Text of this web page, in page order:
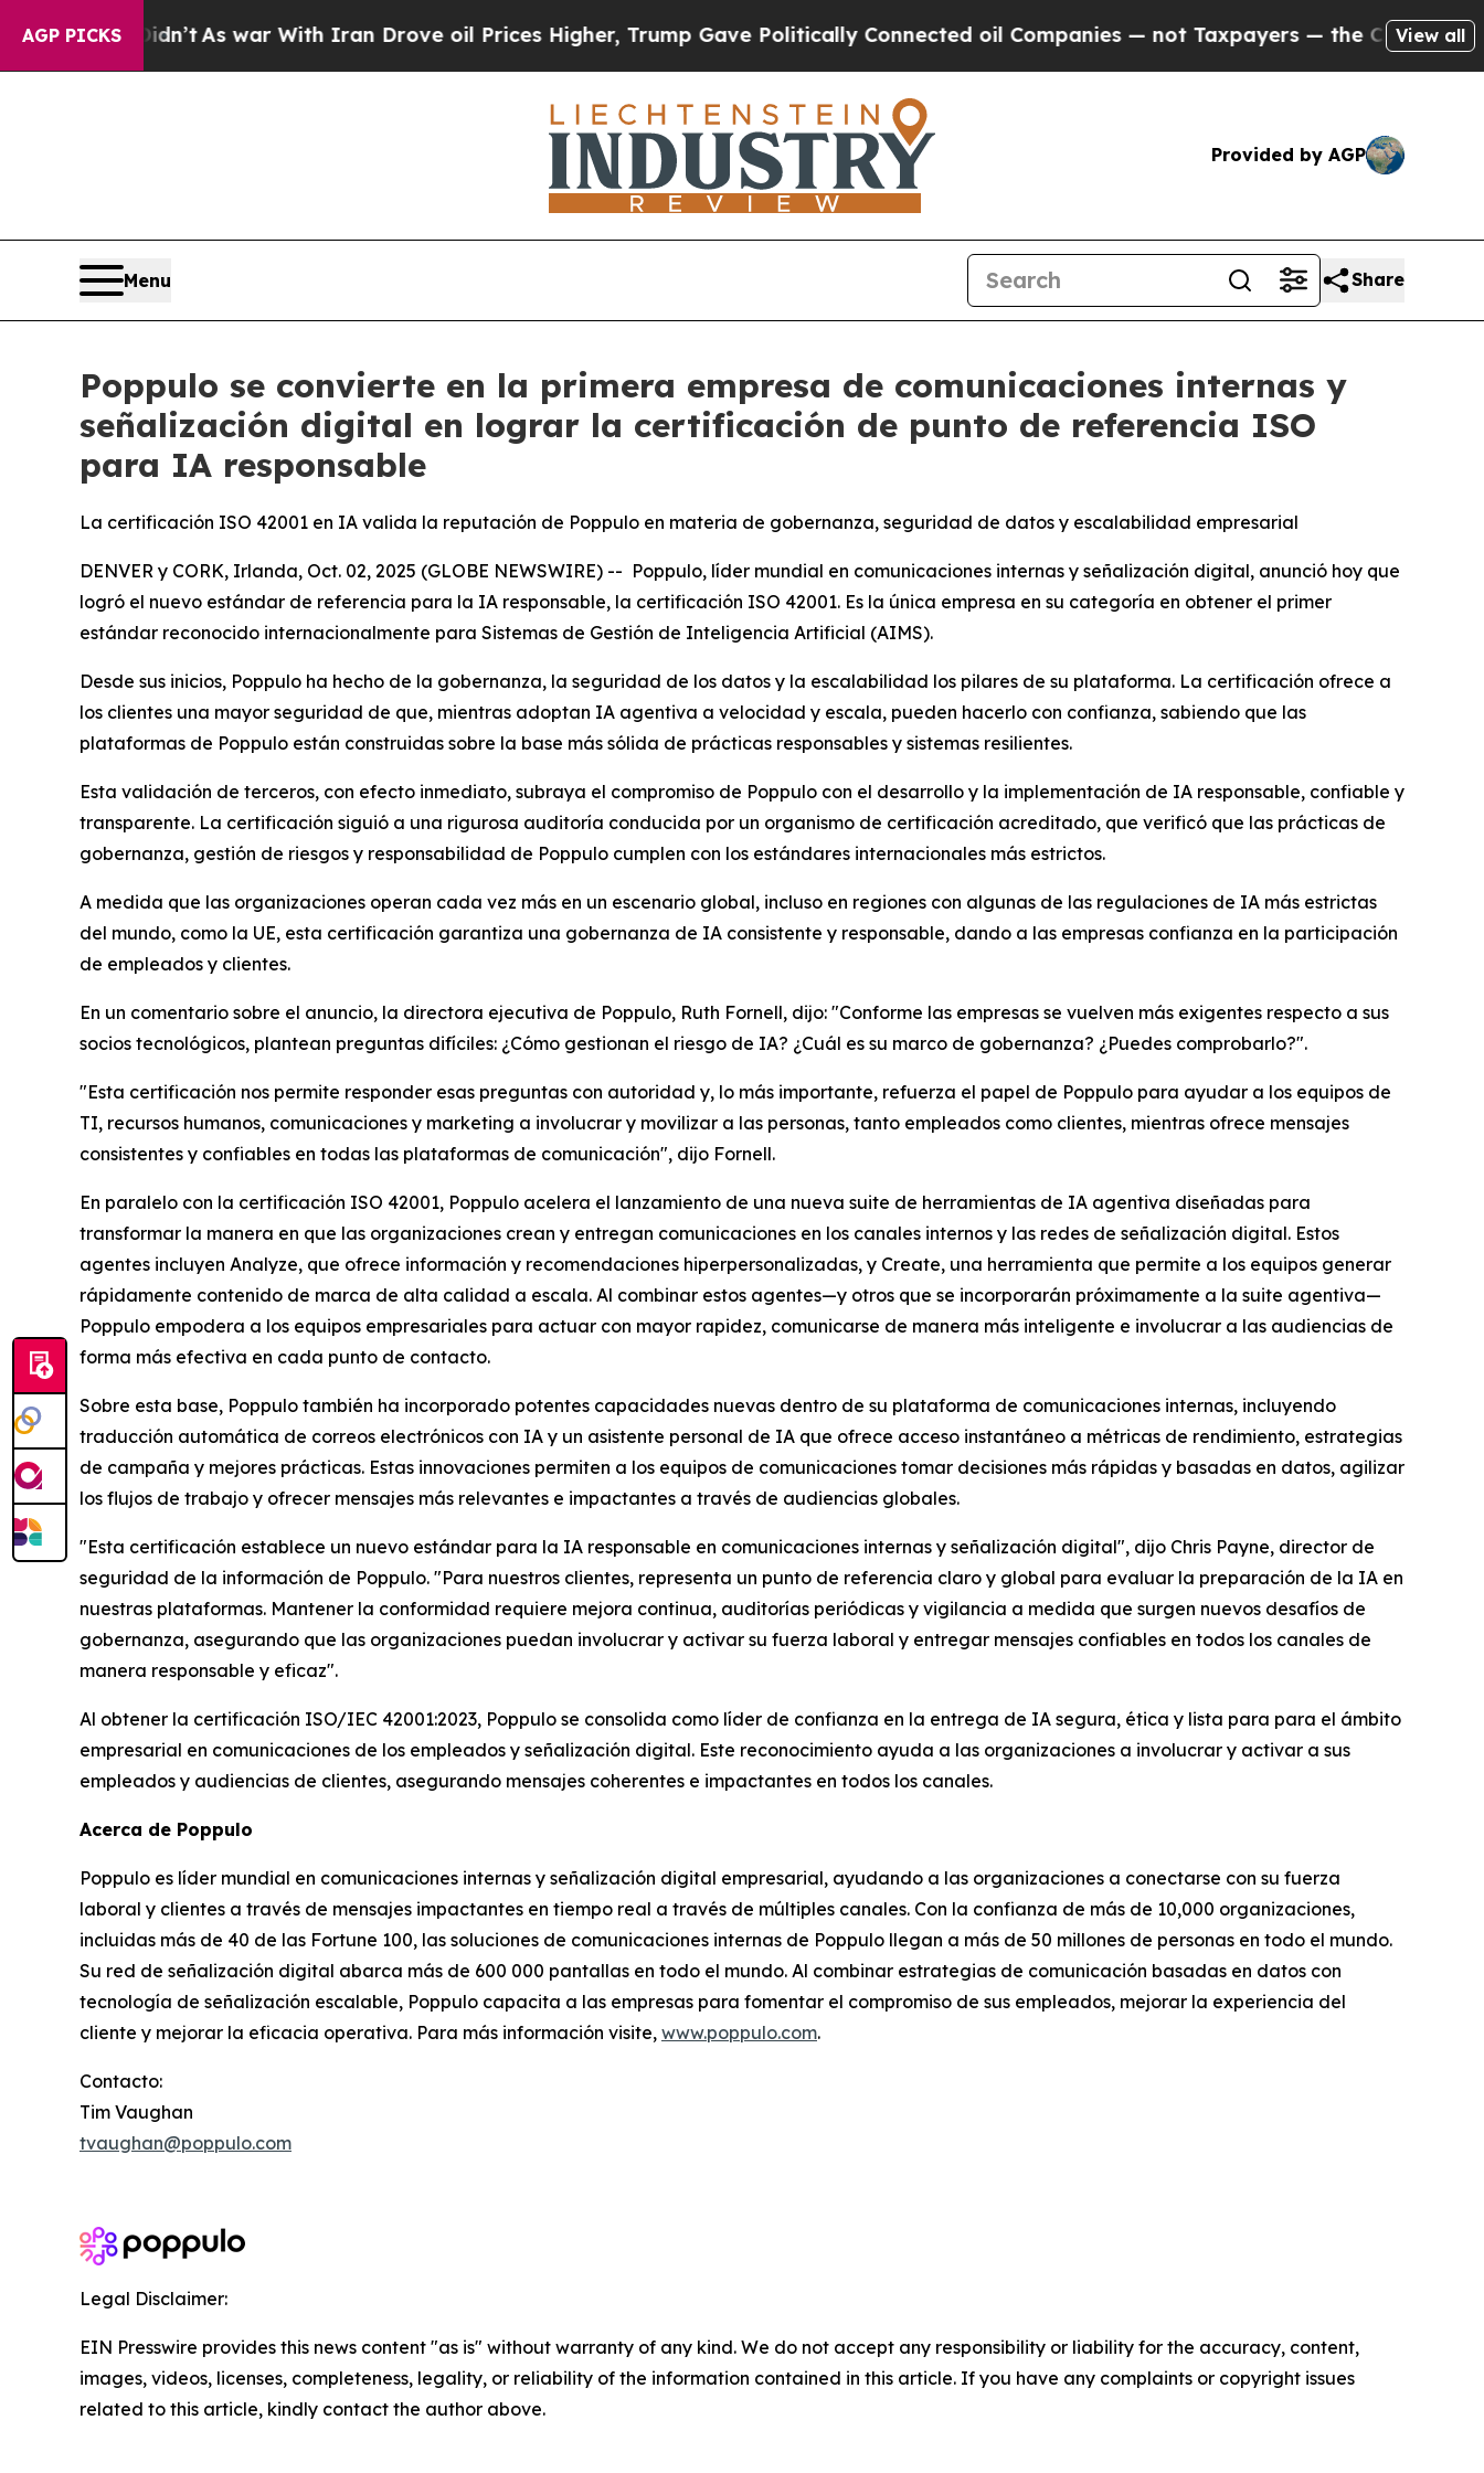
AGP PICKS
it Didn’tAs war With Iran Drove oil Prices Higher, Trump Gave Politically Connected oil Companies — not Taxpayers — the Chance to Cash in
View all
Provided by AGP
Menu Share
Poppulo se convierte en la primera empresa de comunicaciones internas y
señalización digital en lograr la certificación de punto de referencia ISO
para IA responsable
La certificación ISO 42001 en IA valida la reputación de Poppulo en materia de gobernanza, seguridad de datos y escalabilidad empresarial
DENVER y CORK, Irlanda, Oct. 02, 2025 (GLOBE NEWSWIRE) -- Poppulo, líder mundial en comunicaciones internas y señalización digital, anunció hoy que
logró el nuevo estándar de referencia para la IA responsable, la certificación ISO 42001. Es la única empresa en su categoría en obtener el primer
estándar reconocido internacionalmente para Sistemas de Gestión de Inteligencia Artificial (AIMS).
Desde sus inicios, Poppulo ha hecho de la gobernanza, la seguridad de los datos y la escalabilidad los pilares de su plataforma. La certificación ofrece a
los clientes una mayor seguridad de que, mientras adoptan IA agentiva a velocidad y escala, pueden hacerlo con confianza, sabiendo que las
plataformas de Poppulo están construidas sobre la base más sólida de prácticas responsables y sistemas resilientes.
Esta validación de terceros, con efecto inmediato, subraya el compromiso de Poppulo con el desarrollo y la implementación de IA responsable, confiable y
transparente. La certificación siguió a una rigurosa auditoría conducida por un organismo de certificación acreditado, que verificó que las prácticas de
gobernanza, gestión de riesgos y responsabilidad de Poppulo cumplen con los estándares internacionales más estrictos.
A medida que las organizaciones operan cada vez más en un escenario global, incluso en regiones con algunas de las regulaciones de IA más estrictas
del mundo, como la UE, esta certificación garantiza una gobernanza de IA consistente y responsable, dando a las empresas confianza en la participación
de empleados y clientes.
En un comentario sobre el anuncio, la directora ejecutiva de Poppulo, Ruth Fornell, dijo: "Conforme las empresas se vuelven más exigentes respecto a sus
socios tecnológicos, plantean preguntas difíciles: ¿Cómo gestionan el riesgo de IA? ¿Cuál es su marco de gobernanza? ¿Puedes comprobarlo?".
"Esta certificación nos permite responder esas preguntas con autoridad y, lo más importante, refuerza el papel de Poppulo para ayudar a los equipos de
TI, recursos humanos, comunicaciones y marketing a involucrar y movilizar a las personas, tanto empleados como clientes, mientras ofrece mensajes
consistentes y confiables en todas las plataformas de comunicación", dijo Fornell.
En paralelo con la certificación ISO 42001, Poppulo acelera el lanzamiento de una nueva suite de herramientas de IA agentiva diseñadas para
transformar la manera en que las organizaciones crean y entregan comunicaciones en los canales internos y las redes de señalización digital. Estos
agentes incluyen Analyze, que ofrece información y recomendaciones hiperpersonalizadas, y Create, una herramienta que permite a los equipos generar
rápidamente contenido de marca de alta calidad a escala. Al combinar estos agentes—y otros que se incorporarán próximamente a la suite agentiva—
Poppulo empodera a los equipos empresariales para actuar con mayor rapidez, comunicarse de manera más inteligente e involucrar a las audiencias de
forma más efectiva en cada punto de contacto.
Sobre esta base, Poppulo también ha incorporado potentes capacidades nuevas dentro de su plataforma de comunicaciones internas, incluyendo
traducción automática de correos electrónicos con IA y un asistente personal de IA que ofrece acceso instantáneo a métricas de rendimiento, estrategias
de campaña y mejores prácticas. Estas innovaciones permiten a los equipos de comunicaciones tomar decisiones más rápidas y basadas en datos, agilizar
los flujos de trabajo y ofrecer mensajes más relevantes e impactantes a través de audiencias globales.
"Esta certificación establece un nuevo estándar para la IA responsable en comunicaciones internas y señalización digital", dijo Chris Payne, director de
seguridad de la información de Poppulo. "Para nuestros clientes, representa un punto de referencia claro y global para evaluar la preparación de la IA en
nuestras plataformas. Mantener la conformidad requiere mejora continua, auditorías periódicas y vigilancia a medida que surgen nuevos desafíos de
gobernanza, asegurando que las organizaciones puedan involucrar y activar su fuerza laboral y entregar mensajes confiables en todos los canales de
manera responsable y eficaz".
Al obtener la certificación ISO/IEC 42001:2023, Poppulo se consolida como líder de confianza en la entrega de IA segura, ética y lista para para el ámbito
empresarial en comunicaciones de los empleados y señalización digital. Este reconocimiento ayuda a las organizaciones a involucrar y activar a sus
empleados y audiencias de clientes, asegurando mensajes coherentes e impactantes en todos los canales.
Acerca de Poppulo
Poppulo es líder mundial en comunicaciones internas y señalización digital empresarial, ayudando a las organizaciones a conectarse con su fuerza
laboral y clientes a través de mensajes impactantes en tiempo real a través de múltiples canales. Con la confianza de más de 10,000 organizaciones,
incluidas más de 40 de las Fortune 100, las soluciones de comunicaciones internas de Poppulo llegan a más de 50 millones de personas en todo el mundo.
Su red de señalización digital abarca más de 600 000 pantallas en todo el mundo. Al combinar estrategias de comunicación basadas en datos con
tecnología de señalización escalable, Poppulo capacita a las empresas para fomentar el compromiso de sus empleados, mejorar la experiencia del
cliente y mejorar la eficacia operativa. Para más información visite, www.poppulo.com.
Contacto:
Tim Vaughan
tvaughan@poppulo.com
Legal Disclaimer:
EIN Presswire provides this news content "as is" without warranty of any kind. We do not accept any responsibility or liability for the accuracy, content,
images, videos, licenses, completeness, legality, or reliability of the information contained in this article. If you have any complaints or copyright issues
related to this article, kindly contact the author above.